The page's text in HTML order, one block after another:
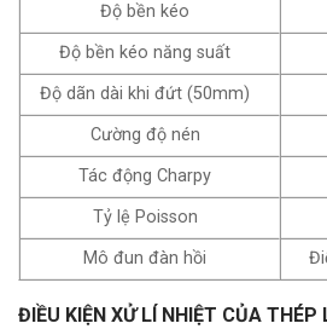
Độ bền kéo
Độ bền kéo năng suất
Độ dãn dài khi đứt (50mm)
Cường độ nén
Tác động Charpy
Tỷ lệ Poisson
Mô đun đàn hồi
ĐIỀU KIỆN XỬ LÍ NHIỆT CỦA THÉP